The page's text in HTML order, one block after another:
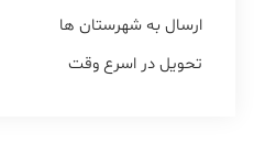
ارسال به شهرستان ها
تحویل در اسرع وقت